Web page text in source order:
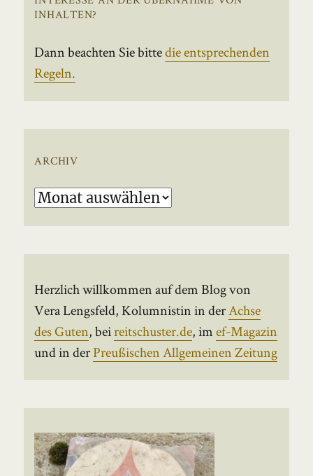
INHALTEN?
Dann beachten Sie bittedie entsprechenden
Regeln.
ARCHIV
Archiv
Herzlich willkommen auf dem Blog von
Vera Lengsfeld, Kolumnistin in derAchse
des Guten, beireitschuster.de, imef-Magazin
und in derPreußischen Allgemeinen Zeitung